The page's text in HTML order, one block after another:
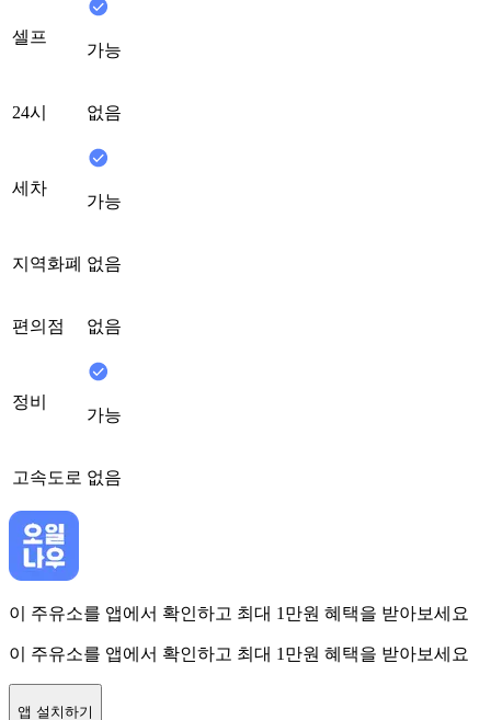
셀프
가능
24시 없음
세차
가능
지역화폐 없음
편의점 없음
정비
가능
고속도로 없음
이 주유소를 앱에서 확인하고 최대 1만원 혜택을 받아보세요
이 주유소를 앱에서 확인하고 최대 1만원 혜택을 받아보세요
앱 설치하기